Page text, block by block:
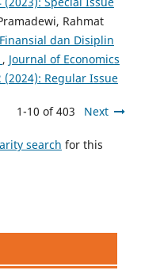
Rahmat
dan Disiplin
, Journal of Economics
(2024): Regular Issue
1-10 of 403 Next
search for this